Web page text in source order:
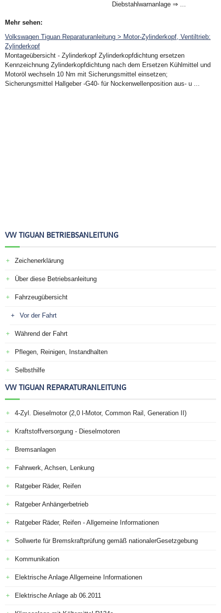
Diebstahlwarnanlage ⇒ ...
Mehr sehen:
Volkswagen Tiguan Reparaturanleitung > Motor-Zylinderkopf, Ventiltrieb:
Zylinderkopf
Montageübersicht - Zylinderkopf Zylinderkopfdichtung ersetzen
Kennzeichnung Zylinderkopfdichtung nach dem Ersetzen Kühlmittel und
Motoröl wechseln 10 Nm mit Sicherungsmittel einsetzen;
Sicherungsmittel Hallgeber -G40- für Nockenwellenposition aus- u ...
VW TIGUAN BETRIEBSANLEITUNG
Zeichenerklärung
Über diese Betriebsanleitung
Fahrzeugübersicht
Vor der Fahrt
Während der Fahrt
Pflegen, Reinigen, Instandhalten
Selbsthilfe
VW TIGUAN REPARATURANLEITUNG
4-Zyl. Dieselmotor (2,0 l-Motor, Common Rail, Generation II)
Kraftstoffversorgung - Dieselmotoren
Bremsanlagen
Fahrwerk, Achsen, Lenkung
Ratgeber Räder, Reifen
Ratgeber Anhängerbetrieb
Ratgeber Räder, Reifen - Allgemeine Informationen
Sollwerte für Bremskraftprüfung gemäß nationalerGesetzgebung
Kommunikation
Elektrische Anlage Allgemeine Informationen
Elektrische Anlage ab 06.2011